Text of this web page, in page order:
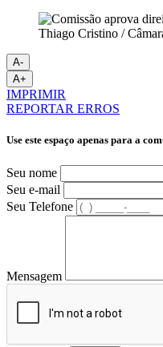
Thiago Cristino /
A-
A+
IMPRIMIR
REPORTAR ERROS
Use este espaço apenas para a
Seu nome
Seu e-mail
Seu Telefone
Mensagem